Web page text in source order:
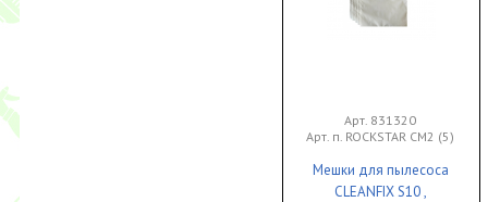
Арт. 831320
Арт. п. ROCKSTAR CM2 (5)
Мешки для пылесоса
CLEANFIX S10 ,